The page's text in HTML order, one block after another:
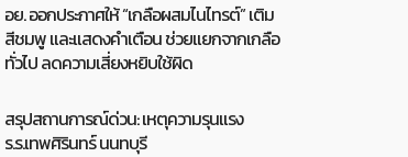
อย. ออกประกาศให้ “เกลือผสมไนไทรต์” เติม
สีชมพู และแสดงคำเตือน ช่วยแยกจากเกลือ
ทั่วไป ลดความเสี่ยงหยิบใช้ผิด
สรุปสถานการณ์ด่วน: เหตุความรุนแรง
ร.ร.เทพศิรินทร์ นนทบุรี